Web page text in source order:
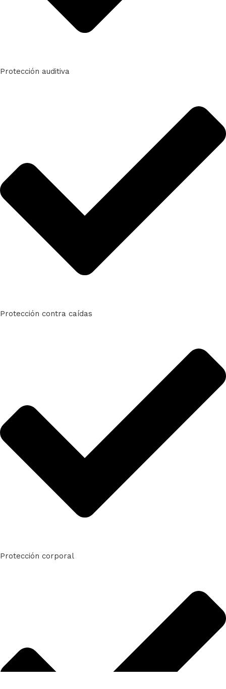
Protección auditiva
Protección contra caídas
Protección corporal